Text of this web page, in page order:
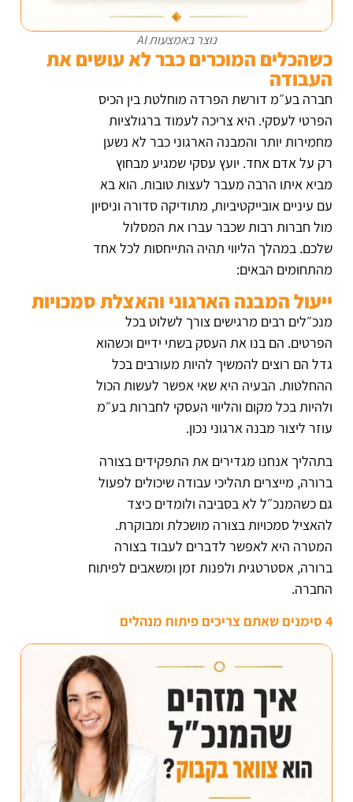
נוצר באמצעות AI
כשהכלים המוכרים כבר לא עושים את
העבודה
חברה בע״מ דורשת הפרדה מוחלטת בין הכיס
הפרטי לעסקי. היא צריכה לעמוד ברגולציות
מחמירות יותר והמבנה הארגוני כבר לא נשען
רק על אדם אחד. יועץ עסקי שמגיע מבחוץ
מביא איתו הרבה מעבר לעצות טובות. הוא בא
עם עיניים אובייקטיביות, מתודיקה סדורה וניסיון
מול חברות רבות שכבר עברו את המסלול
שלכם. במהלך הליווי תהיה התייחסות לכל אחד
מהתחומים הבאים:
ייעול המבנה הארגוני והאצלת סמכויות
מנכ״לים רבים מרגישים צורך לשלוט בכל
הפרטים. הם בנו את העסק בשתי ידיים וכשהוא
גדל הם רוצים להמשיך להיות מעורבים בכל
ההחלטות. הבעיה היא שאי אפשר לעשות הכול
ולהיות בכל מקום והליווי העסקי לחברות בע״מ
עוזר ליצור מבנה ארגוני נכון.
בתהליך אנחנו מגדירים את התפקידים בצורה
ברורה, מייצרים תהליכי עבודה שיכולים לפעול
גם כשהמנכ״ל לא בסביבה ולומדים כיצד
להאציל סמכויות בצורה מושכלת ומבוקרת.
המטרה היא לאפשר לדברים לעבוד בצורה
ברורה, אסטרטגית ולפנות זמן ומשאבים לפיתוח
החברה.
4 סימנים שאתם צריכים פיתוח מנהלים